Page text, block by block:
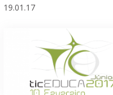
19.01.17